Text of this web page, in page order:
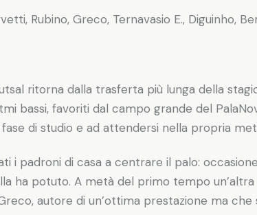
Rubino, Greco, Ternavasio E., Diguinho,
ritorna dalla trasferta più lunga della
bassi, favoriti dal campo grande del
di studio e ad attendersi nella propria
i padroni di casa a centrare il palo:
ha potuto. A metà del primo tempo
autore di un’ottima prestazione ma